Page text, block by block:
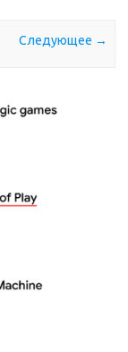
Следующее →